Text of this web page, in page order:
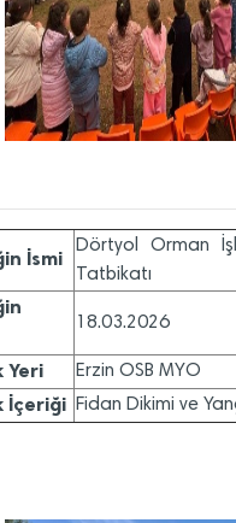
İsmi
Dörtyol Orman
Tatbikatı
18.03.2026
Yeri Erzin OSB MYO
İçeriği Fidan Dikimi ve